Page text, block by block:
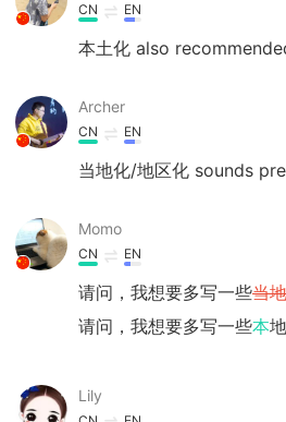
CN EN
本土化 also
Archer
CN EN
当地化/地区化 sounds
Momo
CN EN
请问，我想要多写一些当
请问，我想要多写一些本
Lily